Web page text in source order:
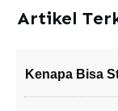
Artikel
Kenapa Bisa